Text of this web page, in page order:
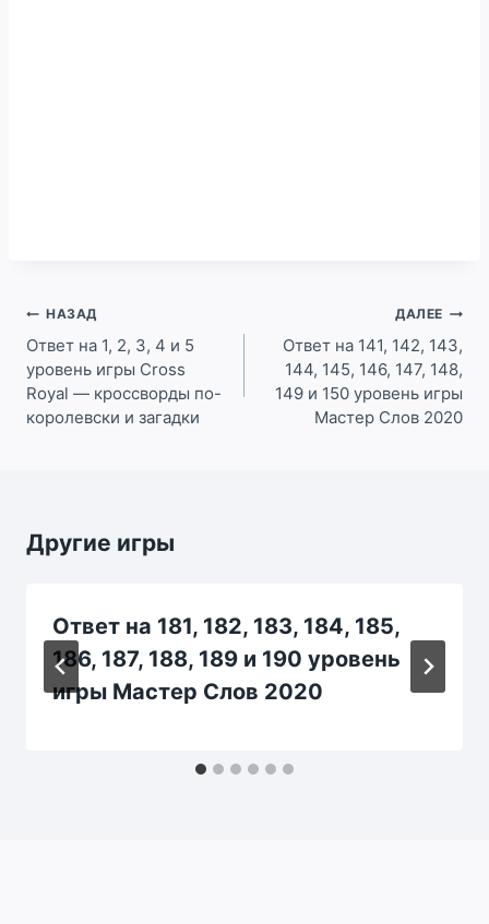
Навигация
по
записям
НАЗАД
Ответ на 1, 2, 3, 4 и 5
уровень игры Cross
Royal — кроссворды по-
королевски и загадки
ДАЛЕЕ
Ответ на 141, 142, 143,
144, 145, 146, 147, 148,
149 и 150 уровень игры
Мастер Слов 2020
Другие игры
Ответ на 181, 182, 183, 184, 185,
186, 187, 188, 189 и 190 уровень
игры Мастер Слов 2020